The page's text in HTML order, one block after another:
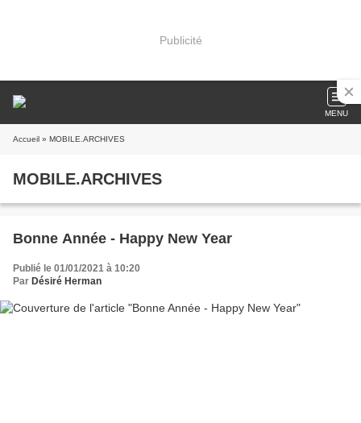
Publicité
MENU
Accueil » MOBILE.ARCHIVES
MOBILE.ARCHIVES
Bonne Année - Happy New Year
Publié le 01/01/2021 à 10:20
Par Désiré Herman